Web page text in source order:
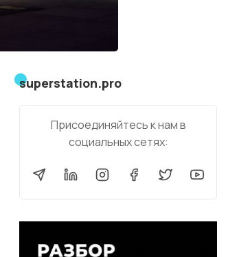
superstation.pro
Присоединяйтесь к нам в
социальных сетях: